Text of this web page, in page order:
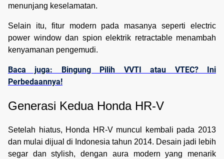
menunjang keselamatan.
Selain itu, fitur modern pada masanya seperti electric
power window dan spion elektrik retractable menambah
kenyamanan pengemudi.
Baca juga: Bingung Pilih VVTI atau VTEC? Ini
Perbedaannya!
Generasi Kedua Honda HR-V
Setelah hiatus, Honda HR-V muncul kembali pada 2013
dan mulai dijual di Indonesia tahun 2014. Desain jadi lebih
segar dan stylish, dengan aura modern yang menarik